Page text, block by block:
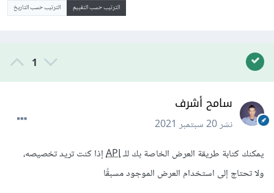
الترتيب حسب التقييم الترتيب حسب التاريخ
1
سامح أشرف
نشر20 سبتمبر 2021
يمكنك كتابة طريقة العرض الخاصة بك للـAPIإذا كنت تريد تخصيصه،
ولا تحتاج إلى استخدام العرض الموجود مسبقًا